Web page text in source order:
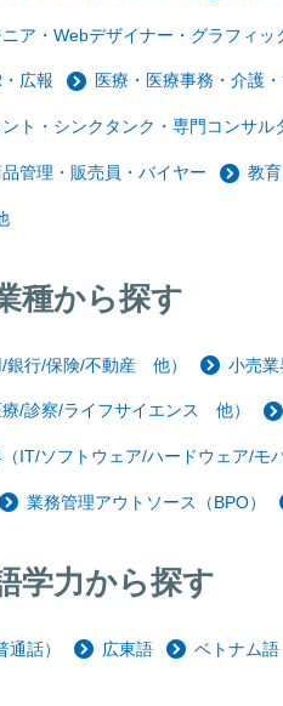
ア・Webデザイナー・グラフィッ
広報 医療・医療事務・介護
ト・シンクタンク・専門コンサル
管理・販売員・バイヤー 教
種から探す
銀行/保険/不動産 他） 小売
/診察/ライフサイエンス 他）
IT/ソフトウェア/ハードウェア/モ
業務管理アウトソース（BPO）
学力から探す
話） 広東語 ベトナム語